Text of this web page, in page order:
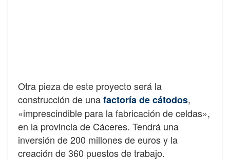
Otra pieza de este proyecto será la
construcción de unafactoría de cátodos,
«imprescindible para la fabricación de celdas»,
en la provincia de Cáceres. Tendrá una
inversión de 200 millones de euros y la
creación de 360 puestos de trabajo.